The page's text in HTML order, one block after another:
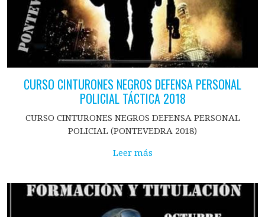
CURSO CINTURONES NEGROS DEFENSA PERSONAL
POLICIAL TÁCTICA 2018
CURSO CINTURONES NEGROS DEFENSA PERSONAL
POLICIAL (PONTEVEDRA 2018)
Leer más